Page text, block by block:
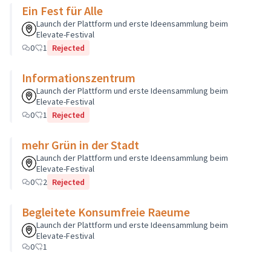
Ein Fest für Alle
Launch der Plattform und erste Ideensammlung beim
Elevate-Festival
0
1 Rejected
Informationszentrum
Launch der Plattform und erste Ideensammlung beim
Elevate-Festival
0
1 Rejected
mehr Grün in der Stadt
Launch der Plattform und erste Ideensammlung beim
Elevate-Festival
0
2 Rejected
Begleitete Konsumfreie Raeume
Launch der Plattform und erste Ideensammlung beim
Elevate-Festival
0
1